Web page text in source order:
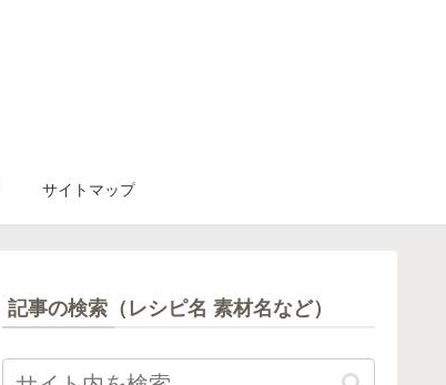
サイトマップ
記事の検索（レシピ名 素材名など）